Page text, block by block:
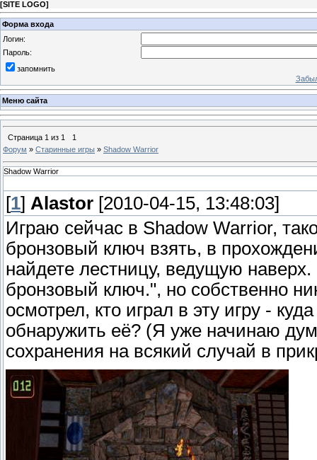
[SITE LOGO]
Форма входа
Логин:
Пароль:
запомнить
Меню сайта
Страница 1 из 1
1
Форум » Старинные игры » Shadow Warrior
Shadow Warrior
[1] Alastor [2010-04-15, 13:48:03]
Играю сейчас в Shadow Warrior,
бронзовый ключ взять, в
найдете лестницу, ведущую
бронзовый ключ.", но собственно
осмотрел, кто играл в эту игру -
обнаружить её? (Я уже начинаю
сохранения на всякий случай в